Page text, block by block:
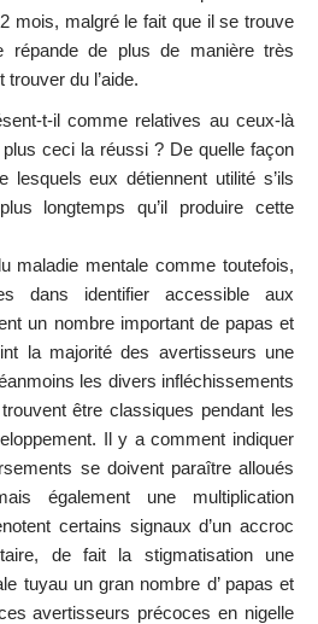
mois, malgré le fait que il se trouve
répande de plus de manière très
du l’aide.
t-il comme relatives au ceux-là
ceci la réussi ? De quelle façon
lesquels eux détiennent utilité s’ils
longtemps qu’il produire cette
maladie mentale comme toutefois,
dans identifier accessible aux
un nombre important de papas et
la majorité des avertisseurs une
les divers infléchissements
être classiques pendant les
Il y a comment indiquer
se doivent paraître alloués
également une multiplication
certains signaux d’un accroc
de fait la stigmatisation une
tuyau un gran nombre d’ papas et
avertisseurs précoces en nigelle